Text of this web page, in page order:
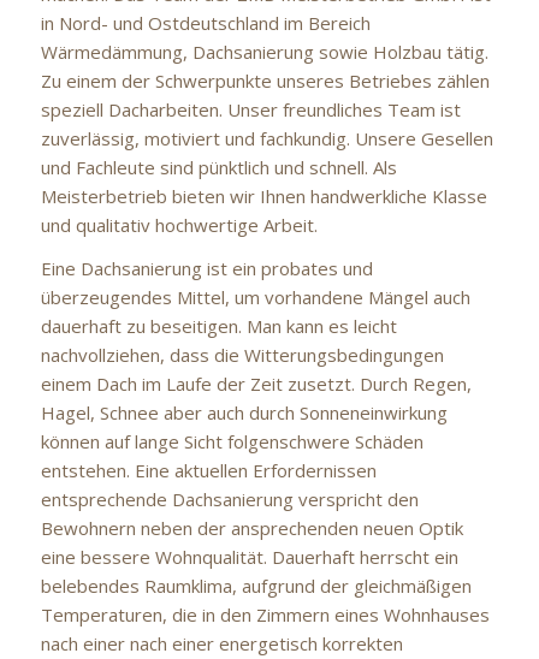
in Nord- und Ostdeutschland im Bereich
Wärmedämmung, Dachsanierung sowie Holzbau tätig.
Zu einem der Schwerpunkte unseres Betriebes zählen
speziell Dacharbeiten. Unser freundliches Team ist
zuverlässig, motiviert und fachkundig. Unsere Gesellen
und Fachleute sind pünktlich und schnell. Als
Meisterbetrieb bieten wir Ihnen handwerkliche Klasse
und qualitativ hochwertige Arbeit.
Eine Dachsanierung ist ein probates und
überzeugendes Mittel, um vorhandene Mängel auch
dauerhaft zu beseitigen. Man kann es leicht
nachvollziehen, dass die Witterungsbedingungen
einem Dach im Laufe der Zeit zusetzt. Durch Regen,
Hagel, Schnee aber auch durch Sonneneinwirkung
können auf lange Sicht folgenschwere Schäden
entstehen. Eine aktuellen Erfordernissen
entsprechende Dachsanierung verspricht den
Bewohnern neben der ansprechenden neuen Optik
eine bessere Wohnqualität. Dauerhaft herrscht ein
belebendes Raumklima, aufgrund der gleichmäßigen
Temperaturen, die in den Zimmern eines Wohnhauses
nach einer nach einer energetisch korrekten